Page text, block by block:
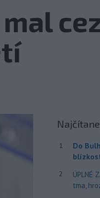
mal
1
Do
2
ÚPLNÉ
tma,